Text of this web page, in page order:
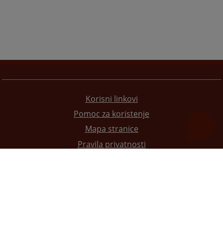
Korisni linkovi
Pomoc za koristenje
Mapa stranice
Pravila privatnosti